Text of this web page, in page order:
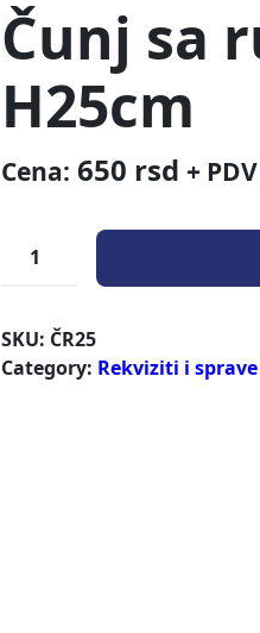
Čunj sa
H25cm
Cena: 650 rsd + PDV
SKU: ČR25
Category: Rekviziti i sprave